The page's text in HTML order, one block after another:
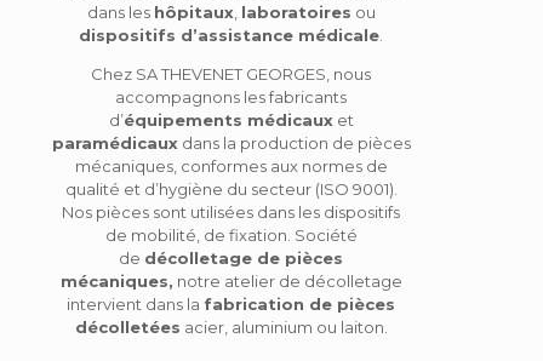
dans les hôpitaux, laboratoires ou
dispositifs d’assistance médicale
Chez SA THEVENET GEORGES, nous
accompagnons les fabricants
d’équipements médicauxet
paramédicauxdans la production de pièces
mécaniques, conformes aux normes de
qualité et d’hygiène du secteur (ISO 9001).
Nos pièces sont utilisées dans les dispositifs
de mobilité, de fixation. Société
de décolletage de pièces
mécaniques, notre atelier de décolletage
intervient dans la fabrication de pièces
décolletées acier, aluminium ou laiton.